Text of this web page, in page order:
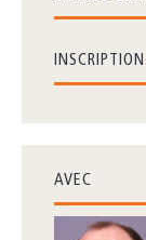
AVEC